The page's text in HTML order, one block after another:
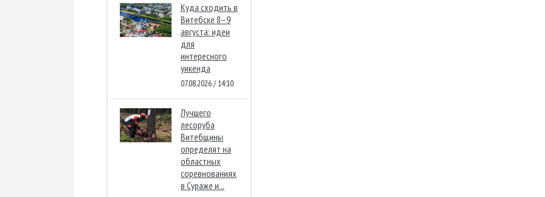
Куда сходить в
Витебске 8–9
августа: идеи
для
интересного
уикенда
07.08.2026 / 14:10
Лучшего
лесоруба
Витебщины
определят на
областных
соревнованиях
в Сураже и...